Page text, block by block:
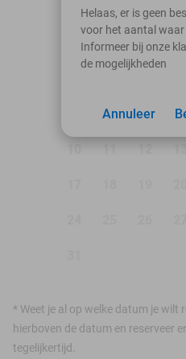
Ma
Di Wo
4 5 6
* Weet je al op welke datum je wilt
hierboven de datum en reserveer
tegelijkertijd.
Helaas, er is geen
voor het aantal waar
Informeer bij onze
de mogelijkheden
Annuleer